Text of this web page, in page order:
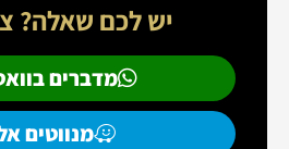
יש לכם שאלה?
מדברים
מנווטים